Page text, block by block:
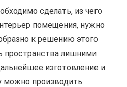
сделать, из чего
помещения, нужно
к решению этого
пространства лишними
изготовление и
можно производить